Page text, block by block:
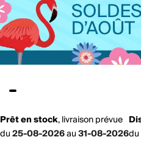
Prêt en stock,livraison prévue
du25-08-2026au31-08-2026du